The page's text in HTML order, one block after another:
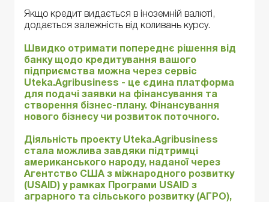
Якщо кредит видається в іноземній валюті,
додається залежність від коливань курсу.
Швидко отримати попереднє рішення від
банку щодо кредитування вашого
підприємства можна через сервіс
Uteka.Agribusiness - це єдина платформа
для подачі заявки на фінансування та
створення бізнес-плану. Фінансування
нового бізнесу чи розвиток поточного.
Діяльність проекту Uteka.Agribusiness
стала можлива завдяки підтримці
американського народу, наданої через
Агентство США з міжнародного розвитку
(USAID) у рамках Програми USAID з
аграрного та сільського розвитку (АГРО),